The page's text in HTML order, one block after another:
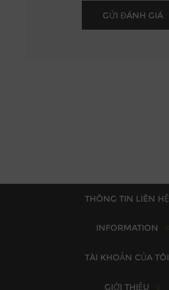
THÔNG TIN LIÊN HỆ
INFORMATION
TÀI KHOẢN CỦA TÔI
GIỚI THIỆU